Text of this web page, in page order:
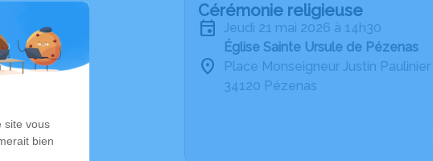
Cérémonie religieuse
jeudi 21 mai 2026 à 14h30
Église Sainte Ursule de Pézenas
Place Monseigneur Justin Paulinier
34120 Pézenas